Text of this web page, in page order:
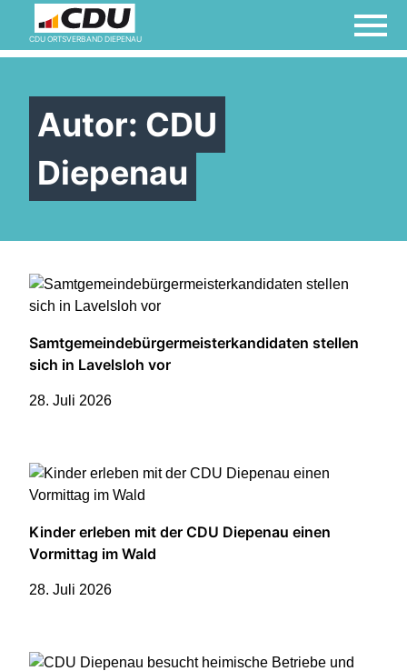
CDU ORTSVERBAND DIEPENAU
Autor: CDU
Diepenau
Samtgemeindebürgermeisterkandidaten stellen
sich in Lavelsloh vor
28. Juli 2026
Kinder erleben mit der CDU Diepenau einen
Vormittag im Wald
28. Juli 2026